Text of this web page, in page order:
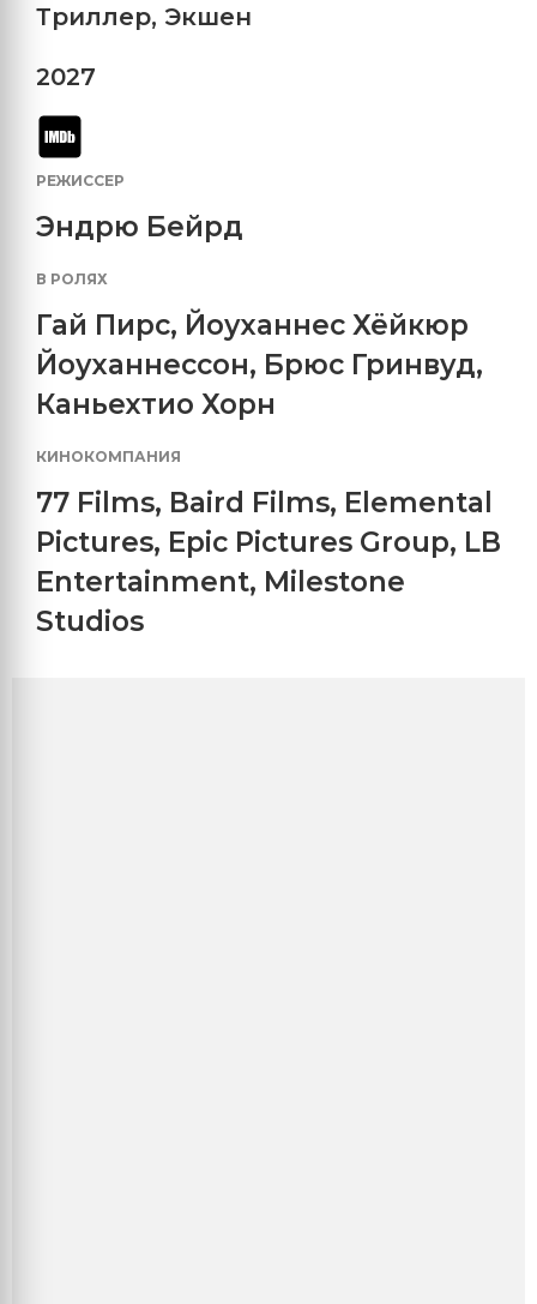
Триллер, Экшен
2027
РЕЖИССЕР
Эндрю Бейрд
В РОЛЯХ
Гай Пирс, Йоуханнес Хёйкюр
Йоуханнессон, Брюс Гринвуд,
Каньехтио Хорн
КИНОКОМПАНИЯ
77 Films, Baird Films, Elemental
Pictures, Epic Pictures Group, LB
Entertainment, Milestone
Studios